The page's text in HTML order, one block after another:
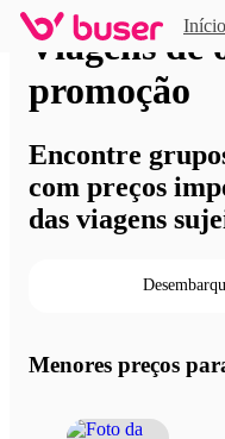
Início
Viagens de
promoção
Encontre
com preços
das viagens
Menores preços